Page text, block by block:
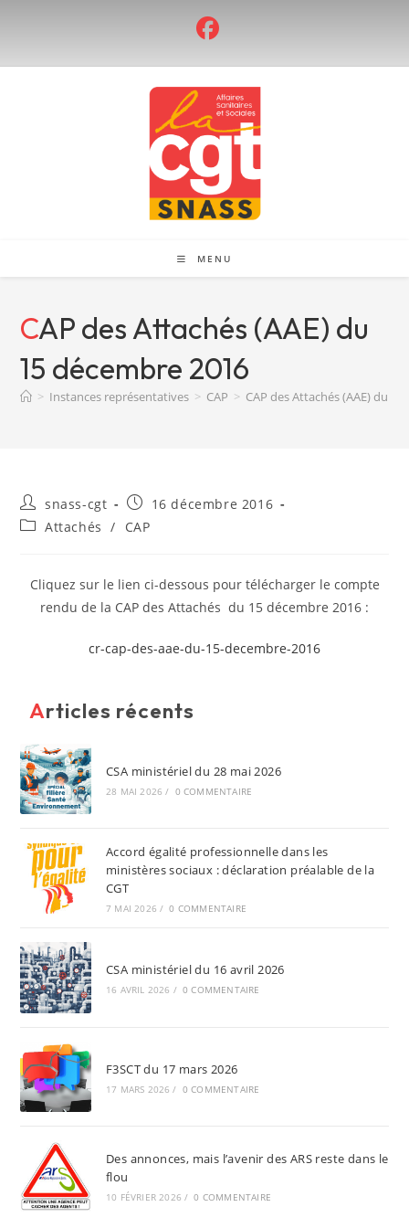
MENU
CAP des Attachés (AAE) du
15 décembre 2016
> Instances représentatives > CAP > CAP des Attachés (AAE) du
Auteur/autrice
de
la
snass-cgt
Publication
publiée :
16 décembre 2016
PostAttachés / CAP
Cliquez sur le lien ci-dessous pour télécharger le compte
rendu de la CAP des Attachés du 15 décembre 2016 :
cr-cap-des-aae-du-15-decembre-2016
Articles récents
CSA ministériel du 28 mai 2026
28 MAI 2026 / 0 COMMENTAIRE
Accord égalité professionnelle dans les
ministères sociaux : déclaration préalable de la
CGT
7 MAI 2026 / 0 COMMENTAIRE
CSA ministériel du 16 avril 2026
16 AVRIL 2026 / 0 COMMENTAIRE
F3SCT du 17 mars 2026
17 MARS 2026 / 0 COMMENTAIRE
Des annonces, mais l’avenir des ARS reste dans le
flou
10 FÉVRIER 2026 / 0 COMMENTAIRE